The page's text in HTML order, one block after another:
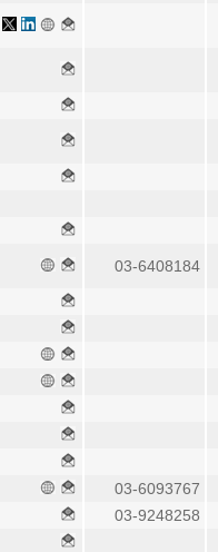
03-6408184
03-6093767
03-9248258